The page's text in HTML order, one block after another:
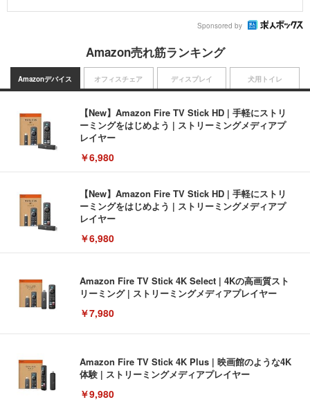
Sponsored by
Amazon売れ筋ランキング
Amazonデバイス
【New】Amazon Fire TV Stick HD | 手軽にストリ
ーミングをはじめよう | ストリーミングメディアプ
レイヤー
￥6,980
【New】Amazon Fire TV Stick HD | 手軽にストリ
ーミングをはじめよう | ストリーミングメディアプ
レイヤー
￥6,980
Amazon Fire TV Stick 4K Select | 4Kの高画質スト
リーミング | ストリーミングメディアプレイヤー
￥7,980
Amazon Fire TV Stick 4K Plus | 映画館のような4K
体験 | ストリーミングメディアプレイヤー
￥9,980
オフィスチェア ディスプレイ 犬用トイレ